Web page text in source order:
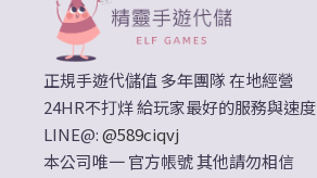
正規手遊代儲值 多年團隊 在地經營
24HR不打烊 給玩家最好的服務與速度
LINE@:@589ciqvj
本公司唯一 官方帳號 其他請勿相信